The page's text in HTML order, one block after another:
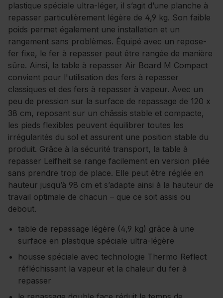
plastique spéciale ultra-léger, il s’agit d’une planche à
repasser particulièrement légère de 4,9 kg. Son faible
poids permet également une installation et un
rangement sans problèmes. Équipé avec un repose-
fer fixe, le fer à repasser peut être rangée de manière
sûre. Ainsi, la table à repasser Air Board M Compact
convient pour l'utilisation des fers à repasser
classiques et des fers à repasser à vapeur. Avec un
peu de pression sur la surface de repassage de 120 x
38 cm, reposant sur un châssis stable et compacte,
les pieds flexibles peuvent équilibrer toutes les
irrégularités du sol et assurent une position stable du
produit. Grâce à la sécurité transport, la table à
repasser Leifheit se range facilement en version pliée
sans prendre trop de place. Elle peut être réglée en
hauteur jusqu’à 98 cm et s’adapte ainsi à la hauteur de
travail optimale de chacun – que ce soit assis ou
debout.
table de repassage légère (4,9 kg) grâce à une
surface en plastique spéciale ultra-légère
housse spéciale avec technologie Thermo Reflect
réfléchissant la vapeur et la chaleur du fer à
repasser